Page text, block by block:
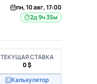
пн, 10 авг, 17:00
2д 9ч 35м
ТЕКУЩАЯ СТАВКА
0 $
Калькулятор